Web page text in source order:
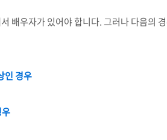
배우자가 있어야 합니다. 그러나 다음의
인 경우